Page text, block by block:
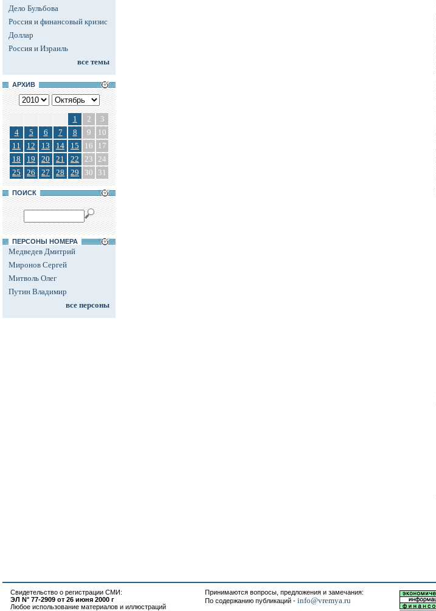
Дело Бульбова
Россия и финансовый кризис
Доллар
Россия и Израиль
все темы
АРХИВ
1 2
3
4
5 6 7 8 9
10
11
12 13 14 15 16
17
18
19 20 21 22 23 24
25
26 27 28 29 30 31
ПОИСК
ПЕРСОНЫ НОМЕРА
Медведев Дмитрий
Миронов Сергей
Митволь Олег
Путин Владимир
все персоны
Свидетельство о регистрации СМИ:
ЭЛ N° 77-2909 от 26 июня 2000 г
Любое использование материалов и иллюстраций
Принимаются вопросы, предложения и замечания:
По содержанию публикаций - info@vremya.ru